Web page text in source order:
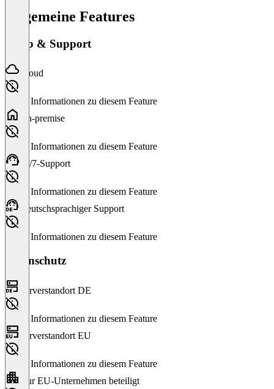
Allgemeine Features
Setup & Support
Cloud
Keine Informationen zu diesem Feature
On-premise
Keine Informationen zu diesem Feature
24/7-Support
Keine Informationen zu diesem Feature
Deutschsprachiger Support
Keine Informationen zu diesem Feature
Datenschutz
Serverstandort DE
Keine Informationen zu diesem Feature
Serverstandort EU
Keine Informationen zu diesem Feature
Nur EU-Unternehmen beteiligt